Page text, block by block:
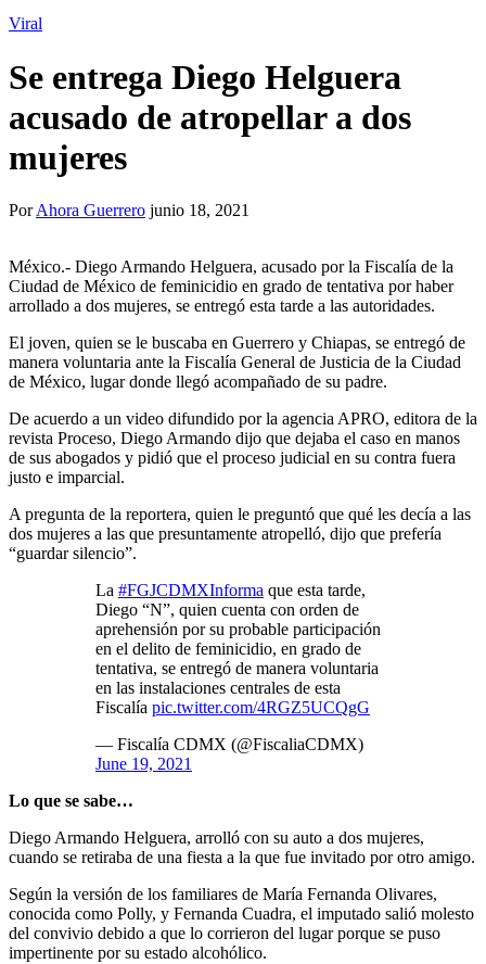
Viral
Se entrega Diego Helguera
acusado de atropellar a dos
mujeres
PorAhora Guerrero junio 18, 2021
México.- Diego Armando Helguera, acusado por la Fiscalía de la
Ciudad de México de feminicidio en grado de tentativa por haber
arrollado a dos mujeres, se entregó esta tarde a las autoridades.
El joven, quien se le buscaba en Guerrero y Chiapas, se entregó de
manera voluntaria ante la Fiscalía General de Justicia de la Ciudad
de México, lugar donde llegó acompañado de su padre.
De acuerdo a un video difundido por la agencia APRO, editora de la
revista Proceso, Diego Armando dijo que dejaba el caso en manos
de sus abogados y pidió que el proceso judicial en su contra fuera
justo e imparcial.
A pregunta de la reportera, quien le preguntó que qué les decía a las
dos mujeres a las que presuntamente atropelló, dijo que prefería
“guardar silencio”.
La #FGJCDMXInforma que esta tarde,
Diego “N”, quien cuenta con orden de
aprehensión por su probable participación
en el delito de feminicidio, en grado de
tentativa, se entregó de manera voluntaria
en las instalaciones centrales de esta
Fiscalía pic.twitter.com/4RGZ5UCQgG
— Fiscalía CDMX (@FiscaliaCDMX)
June 19, 2021
Lo que se sabe…
Diego Armando Helguera, arrolló con su auto a dos mujeres,
cuando se retiraba de una fiesta a la que fue invitado por otro amigo.
Según la versión de los familiares de María Fernanda Olivares,
conocida como Polly, y Fernanda Cuadra, el imputado salió molesto
del convivio debido a que lo corrieron del lugar porque se puso
impertinente por su estado alcohólico.